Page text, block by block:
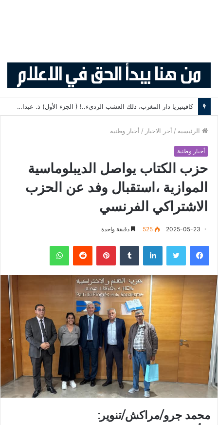
كافيتيريا دار المغرب، ذلك العشب الرديء..! ( الجزء الأول) ذ. عبدالواحد حمزة
الرئيسية / أخر الاخبار / أخبار وطنية
أخبار وطنية
حزب الكتاب يواصل الديبلوماسية
الموازية ،استقبال وفد عن الحزب
الاشتراكي الفرنسي
2025-05-23
525 دقيقة واحدة
فيسبوك لينكدإن بينتيريست
محمد جرو/مراكش/تنوير: